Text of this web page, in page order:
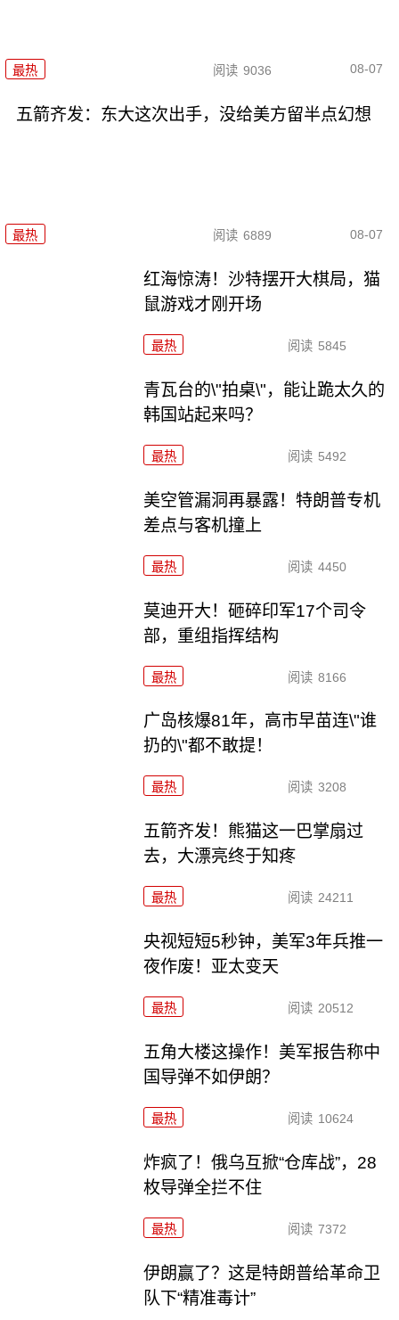
最热 阅读 9036 08-07
五箭齐发：东大这次出手，没给美方留半点幻想
最热 阅读 6889 08-07
红海惊涛！沙特摆开大棋局，猫
鼠游戏才刚开场
最热 阅读 5845
青瓦台的\"拍桌\"，能让跪太久的
韩国站起来吗？
最热 阅读 5492
美空管漏洞再暴露！特朗普专机
差点与客机撞上
最热 阅读 4450
莫迪开大！砸碎印军17个司令
部，重组指挥结构
最热 阅读 8166
广岛核爆81年，高市早苗连\"谁
扔的\"都不敢提！
最热 阅读 3208
五箭齐发！熊猫这一巴掌扇过
去，大漂亮终于知疼
最热 阅读 24211
央视短短5秒钟，美军3年兵推一
夜作废！亚太变天
最热 阅读 20512
五角大楼这操作！美军报告称中
国导弹不如伊朗？
最热 阅读 10624
炸疯了！俄乌互掀“仓库战”，28
枚导弹全拦不住
最热 阅读 7372
伊朗赢了？这是特朗普给革命卫
队下“精准毒计”